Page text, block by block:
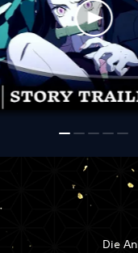
Die